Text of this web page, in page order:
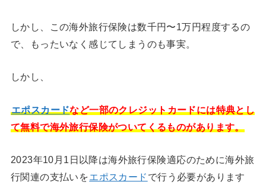
しかし、この海外旅行保険は数千円〜1万円程度するの
で、もったいなく感じてしまうのも事実。
しかし、
エポスカードなど一部のクレジットカードには特典とし
て無料で海外旅行保険がついてくるものがあります。
2023年10月1日以降は海外旅行保険適応のために海外旅
行関連の支払いをエポスカード で行う必要があります